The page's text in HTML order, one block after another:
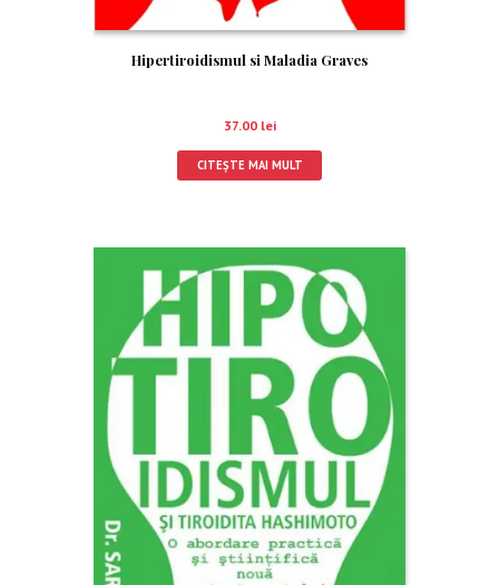
Hipertiroidismul si Maladia Graves
37.00 lei
CITEȘTE MAI MULT